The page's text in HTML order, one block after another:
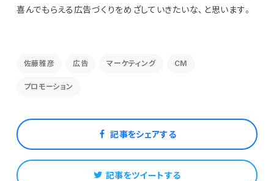
喜んでもらえる広告づくりをめざしていきたいな、と思います。
佐藤雅彦 広告 マーケティング CM
プロモーション
記事をシェアする
記事をツイートする